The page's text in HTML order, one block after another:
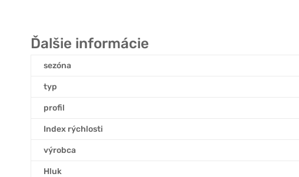
Ďalšie informácie
sezóna
typ
profil
Index rýchlosti
výrobca
Hluk